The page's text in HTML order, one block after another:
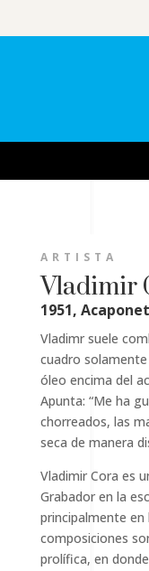
ARTISTA
Vladimir
1951,
Vladimr suele
cuadro
óleo encima del
Apunta: “Me ha
chorreados, las
seca de manera
Vladimir Cora es
Grabador en la
principalmente en
composiciones
prolífica, en